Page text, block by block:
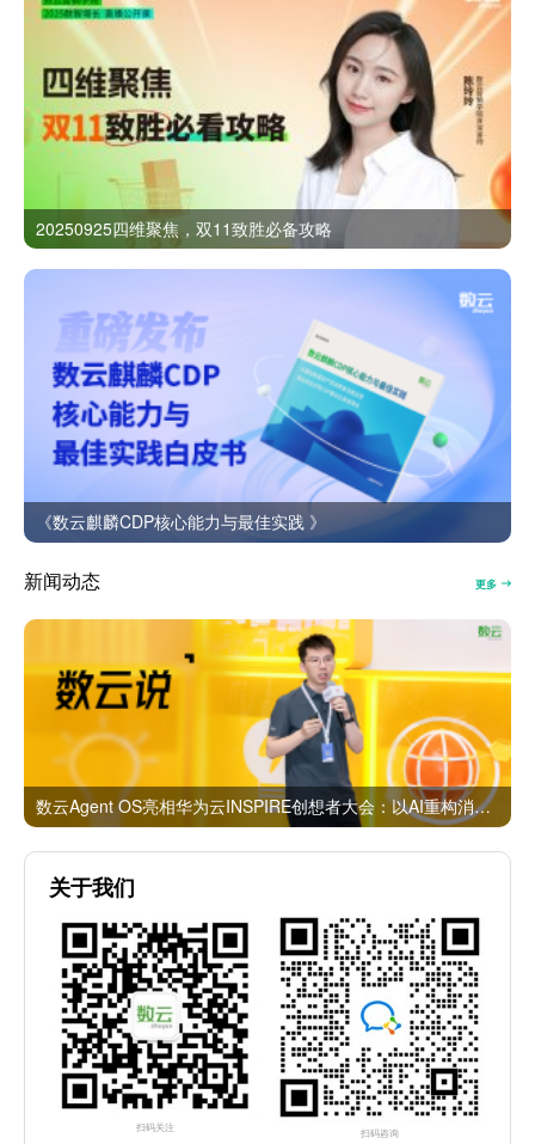
20250925四维聚焦，双11致胜必备攻略
《数云麒麟CDP核心能力与最佳实践 》
新闻动态 更多
数云Agent OS亮相华为云INSPIRE创想者大会：以AI重构消费者运营与零售营销新范式
关于我们
扫码关注 扫码咨询